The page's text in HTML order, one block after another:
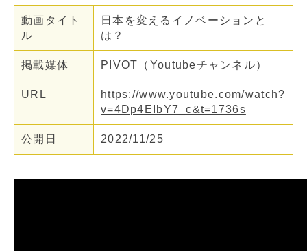
動画タイト
ル
日本を変えるイノベーションと
は？
掲載媒体 PIVOT（Youtubeチャンネル）
URL
https://www.youtube.com/watch?
v=4Dp4EIbY7_c&t=1736s
公開日 2022/11/25